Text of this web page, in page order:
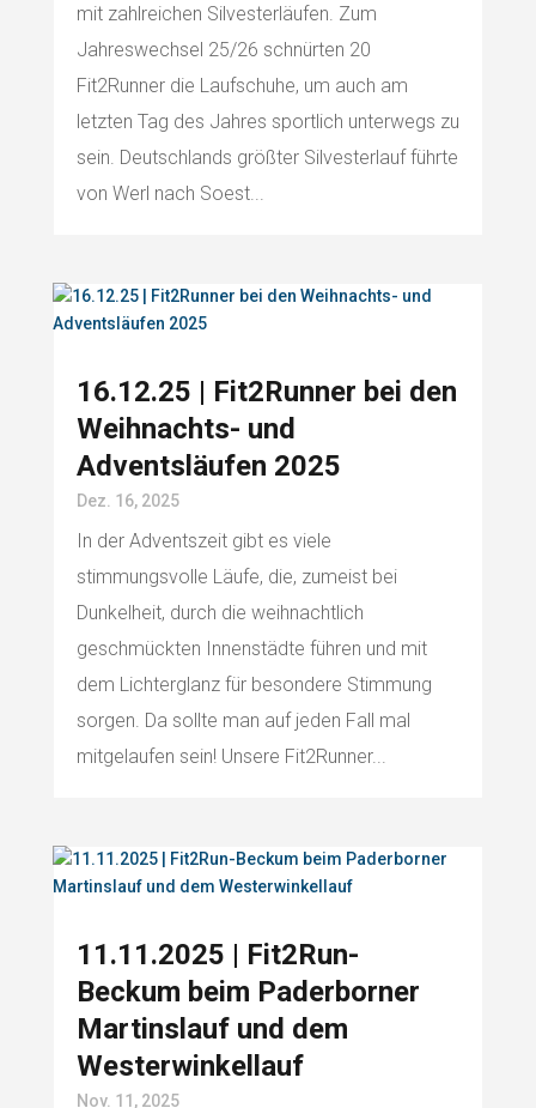
mit zahlreichen Silvesterläufen. Zum
Jahreswechsel 25/26 schnürten 20
Fit2Runner die Laufschuhe, um auch am
letzten Tag des Jahres sportlich unterwegs zu
sein. Deutschlands größter Silvesterlauf führte
von Werl nach Soest...
16.12.25 | Fit2Runner bei den
Weihnachts- und
Adventsläufen 2025
Dez. 16, 2025
In der Adventszeit gibt es viele
stimmungsvolle Läufe, die, zumeist bei
Dunkelheit, durch die weihnachtlich
geschmückten Innenstädte führen und mit
dem Lichterglanz für besondere Stimmung
sorgen. Da sollte man auf jeden Fall mal
mitgelaufen sein! Unsere Fit2Runner...
11.11.2025 | Fit2Run-
Beckum beim Paderborner
Martinslauf und dem
Westerwinkellauf
Nov. 11, 2025